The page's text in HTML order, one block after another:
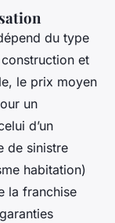
du type
et
le prix moyen
un
d’un
de sinistre
habitation)
la franchise